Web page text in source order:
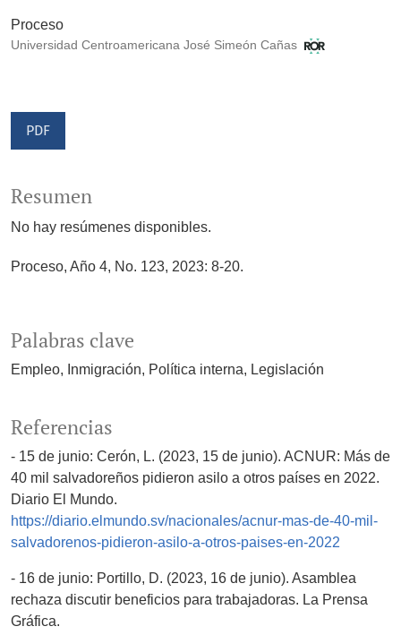
Proceso
Universidad Centroamericana José Simeón Cañas
PDF
Palabras clave
Empleo Inmigración Política interna Legislación
Resumen
No hay resúmenes disponibles.
Proceso, Año 4, No. 123, 2023: 8-20.
Referencias
- 15 de junio: Cerón, L. (2023, 15 de junio). ACNUR: Más de
40 mil salvadoreños pidieron asilo a otros países en 2022.
Diario El Mundo.
https://diario.elmundo.sv/nacionales/acnur-mas-de-40-mil-
salvadorenos-pidieron-asilo-a-otros-paises-en-2022
- 16 de junio: Portillo, D. (2023, 16 de junio). Asamblea
rechaza discutir beneficios para trabajadoras. La Prensa
Gráfica.